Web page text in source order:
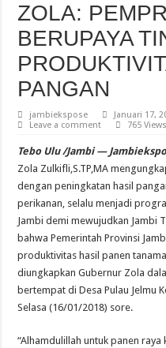
ZOLA:
BERUPAYA
PANGAN
jambiekspose Januari 17,
Leave a comment
765 Views
Tebo Ulu /Jambi —
Zola Zulkifli,S.TP,MA
dengan peningkatan hasil
perikanan, selalu menjadi
Jambi demi mewujudkan Jambi
bahwa Pemerintah Provinsi
produktivitas hasil panen
diungkapkan Gubernur Zola
bertempat di Desa Pulau Jelmu
Selasa (16/01/2018) sore.
“Alhamdulillah untuk panen